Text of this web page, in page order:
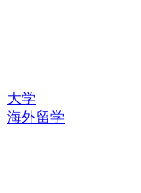
大学
海外留学